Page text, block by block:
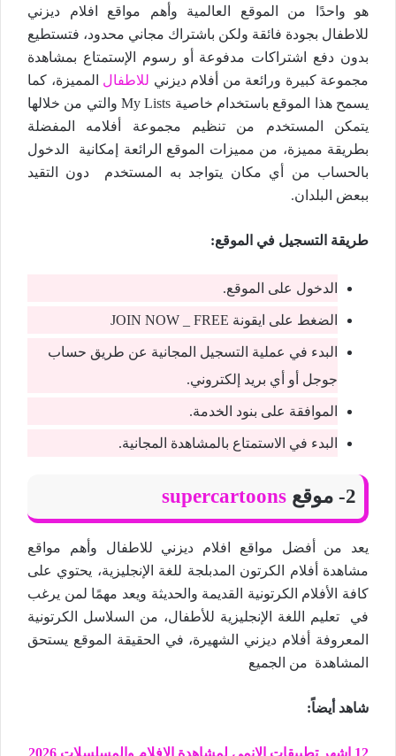
هو واحدًا من الموقع العالمية وأهم مواقع افلام ديزني
للاطفال بجودة فائقة ولكن باشتراك مجاني محدود، فتستطيع
بدون دفع اشتراكات مدفوعة أو رسوم الإستمتاع بمشاهدة
مجموعة كبيرة ورائعة من أفلام ديزني للاطفال المميزة، كما
يسمح هذا الموقع باستخدام خاصية My Lists والتي من خلالها
يتمكن المستخدم من تنظيم مجموعة أفلامه المفضلة
بطريقة مميزة، من مميزات الموقع الرائعة إمكانية الدخول
بالحساب من أي مكان يتواجد به المستخدم دون التقيد
ببعض البلدان.
طريقة التسجيل في الموقع:
الدخول على الموقع.
الضغط على ايقونة JOIN NOW _ FREE
البدء في عملية التسجيل المجانية عن طريق حساب
جوجل أو أي بريد إلكتروني.
الموافقة على بنود الخدمة.
البدء في الاستمتاع بالمشاهدة المجانية.
2- موقع supercartoons
يعد من أفضل مواقع افلام ديزني للاطفال وأهم مواقع
مشاهدة أفلام الكرتون المدبلجة للغة الإنجليزية، يحتوي على
كافة الأفلام الكرتونية القديمة والحديثة ويعد مهمًا لمن يرغب
في تعليم اللغة الإنجليزية للأطفال، من السلاسل الكرتونية
المعروفة أفلام ديزني الشهيرة، في الحقيقة الموقع يستحق
المشاهدة من الجميع
شاهد أيضاً: